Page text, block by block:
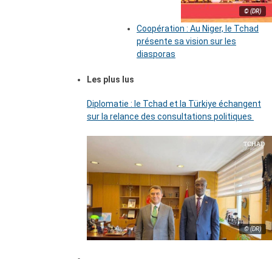
© (DR)
Coopération : Au Niger, le Tchad
présente sa vision sur les
diasporas
Les plus lus
Diplomatie : le Tchad et la Türkiye échangent
sur la relance des consultations politiques
© (DR)